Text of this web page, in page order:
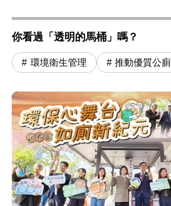
你看過「透明的馬桶」嗎？
環境衛生管理 推動優質公廁